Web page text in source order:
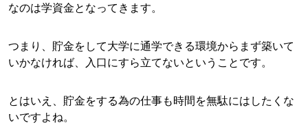
なのは学資金となってきます。
つまり、貯金をして大学に通学できる環境からまず築いて
いかなければ、入口にすら立てないということです。
とはいえ、貯金をする為の仕事も時間を無駄にはしたくな
いですよね。